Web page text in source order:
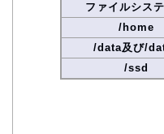
ファイルシス
/home
/data及び/
/ssd